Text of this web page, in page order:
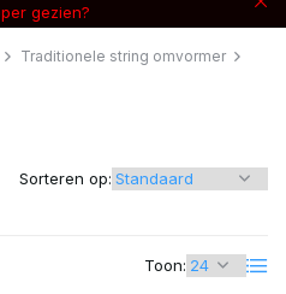
gezien?
Traditionele string omvormer
Toon:
Sorteren op: